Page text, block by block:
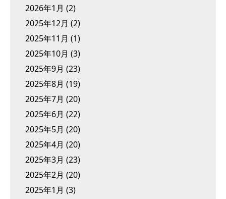
2026年1月 (2)
2025年12月 (2)
2025年11月 (1)
2025年10月 (3)
2025年9月 (23)
2025年8月 (19)
2025年7月 (20)
2025年6月 (22)
2025年5月 (20)
2025年4月 (20)
2025年3月 (23)
2025年2月 (20)
2025年1月 (3)